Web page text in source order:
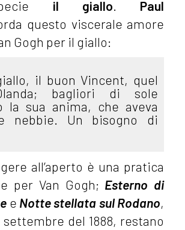
il giallo
Paul
questo viscerale amore
Gogh per il giallo:
il buon Vincent, quel
bagliori di sole
la sua anima, che aveva
nebbie. Un bisogno di
all’aperto è una pratica
per Van Gogh; Esterno di
e Notte stellata sul Rodano,
del 1888, restano